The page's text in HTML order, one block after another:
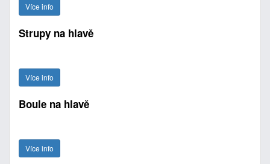
Více info
Strupy na hlavě
Více info
Boule na hlavě
Více info